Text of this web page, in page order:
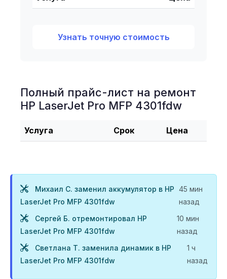
Узнать точную стоимость
Полный прайс-лист на ремонт
HP LaserJet Pro MFP 4301fdw
Услуга Срок Цена
Михаил С. заменил аккумулятор в HP
LaserJet Pro MFP 4301fdw
45 мин
назад
Сергей Б. отремонтировал HP
LaserJet Pro MFP 4301fdw
10 мин
назад
Светлана Т. заменила динамик в HP
LaserJet Pro MFP 4301fdw
1 ч
назад